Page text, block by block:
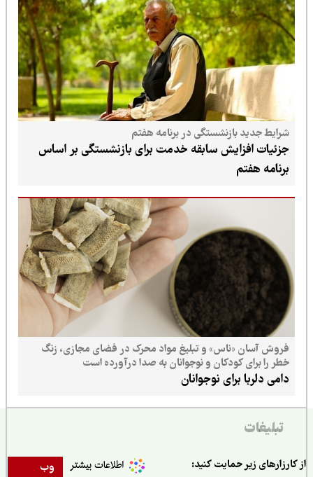
شرایط جدید بازنشستگی در برنامه هفتم
جزئیات افزایش سابقه خدمت برای بازنشستگی بر اساس
برنامه هفتم
فروش آسان «ناس» و تبلیغ مواد محرک در فضای مجازی، زنگ
خطر را برای کودکان و نوجوانان به صدا درآورده است
دامی دلربا برای نوجوانان
تبلیغات
وب
زیر حمایت کنید: